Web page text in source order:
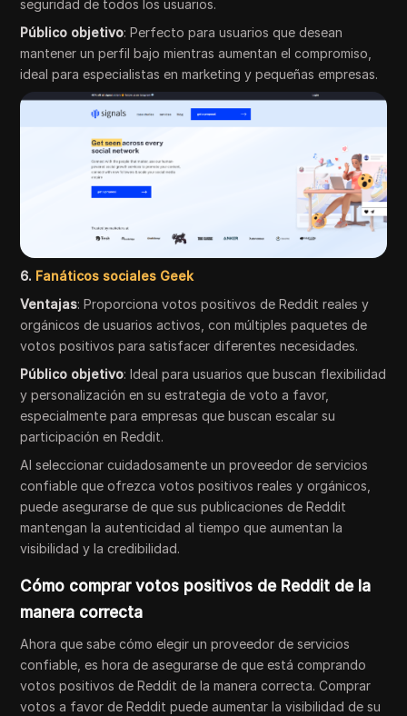
seguridad de todos los usuarios.
Público objetivo: Perfecto para usuarios que desean
mantener un perfil bajo mientras aumentan el compromiso,
ideal para especialistas en marketing y pequeñas empresas.
6. Fanáticos sociales Geek
Ventajas: Proporciona votos positivos de Reddit reales y
orgánicos de usuarios activos, con múltiples paquetes de
votos positivos para satisfacer diferentes necesidades.
Público objetivo: Ideal para usuarios que buscan flexibilidad
y personalización en su estrategia de voto a favor,
especialmente para empresas que buscan escalar su
participación en Reddit.
Al seleccionar cuidadosamente un proveedor de servicios
confiable que ofrezca votos positivos reales y orgánicos,
puede asegurarse de que sus publicaciones de Reddit
mantengan la autenticidad al tiempo que aumentan la
visibilidad y la credibilidad.
Cómo comprar votos positivos de Reddit de la
manera correcta
Ahora que sabe cómo elegir un proveedor de servicios
confiable, es hora de asegurarse de que está comprando
votos positivos de Reddit de la manera correcta. Comprar
votos a favor de Reddit puede aumentar la visibilidad de su